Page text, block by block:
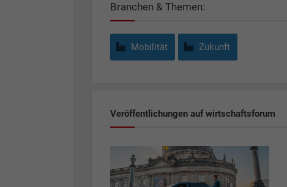
Branchen & Themen:
Mobilität Zukunft
Veröffentlichungen auf wirtschaftsforum